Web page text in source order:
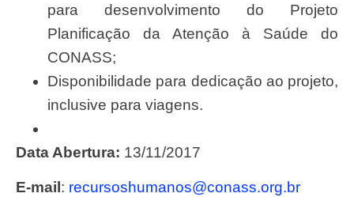
para desenvolvimento do Projeto
Planificação da Atenção à Saúde do
CONASS;
Disponibilidade para dedicação ao projeto,
inclusive para viagens.
Data Abertura: 13/11/2017
E-mail : recursoshumanos@conass.org.br